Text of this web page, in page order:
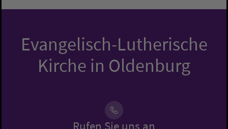
Evangelisch-Lutherische
Kirche in Oldenburg
Rufen Sie uns an